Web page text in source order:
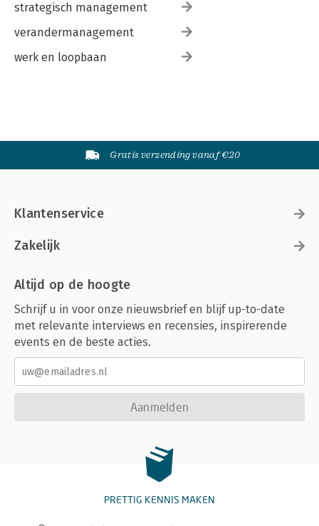
strategisch management
verandermanagement
werk en loopbaan
Gratis verzending vanaf €20
Klantenservice
Zakelijk
Altijd op de hoogte
Schrijf u in voor onze nieuwsbrief en blijf up-to-date
met relevante interviews en recensies, inspirerende
events en de beste acties.
Aanmelden
PRETTIG KENNIS MAKEN